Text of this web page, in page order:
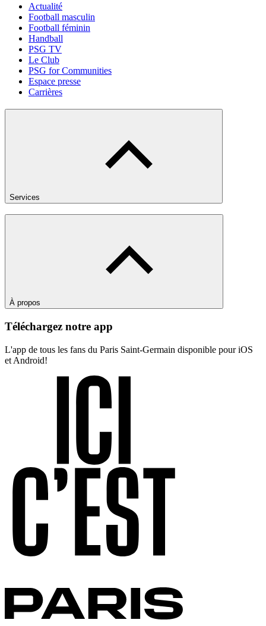
Actualité
Football masculin
Football féminin
Handball
PSG TV
Le Club
PSG for Communities
Espace presse
Carrières
Services
À propos
Téléchargez notre app
L'app de tous les fans du Paris Saint-Germain disponible pour iOS
et Android!